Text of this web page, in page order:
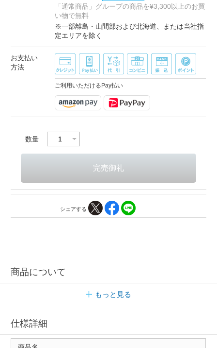
「通常商品」グループの商品を¥3,300以上のお買
い物で無料
※一部離島・山間部および北海道、または当社指
定エリアを除く
お支払い
方法
ご利用いただけるPay払い
数量
シェアする
商品について
もっと見る
仕様詳細